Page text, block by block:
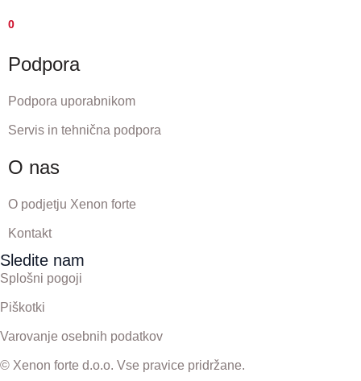
0
Podpora
Podpora uporabnikom
Servis in tehnična podpora
O nas
O podjetju Xenon forte
Kontakt
Sledite nam
Splošni pogoji
Piškotki
Varovanje osebnih podatkov
© Xenon forte d.o.o. Vse pravice pridržane.